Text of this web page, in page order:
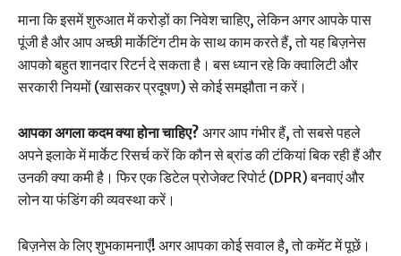
माना कि इसमें शुरुआत में करोड़ों का निवेश चाहिए, लेकिन अगर आपके पास
पूंजी है और आप अच्छी मार्केटिंग टीम के साथ काम करते हैं, तो यह बिज़नेस
आपको बहुत शानदार रिटर्न दे सकता है। बस ध्यान रहे कि क्वालिटी और
सरकारी नियमों (खासकर प्रदूषण) से कोई समझौता न करें।
आपका अगला कदम क्या होना चाहिए? अगर आप गंभीर हैं, तो सबसे पहले
अपने इलाके में मार्केट रिसर्च करें कि कौन से ब्रांड की टंकियां बिक रही हैं और
उनकी क्या कमी है। फिर एक डिटेल प्रोजेक्ट रिपोर्ट (DPR) बनवाएं और
लोन या फंडिंग की व्यवस्था करें।
बिज़नेस के लिए शुभकामनाएँ! अगर आपका कोई सवाल है, तो कमेंट में पूछें।